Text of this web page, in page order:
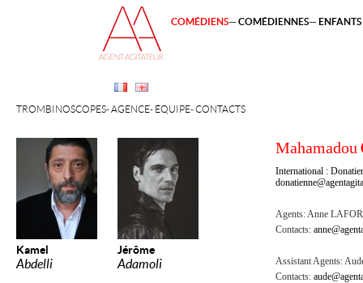
Kamel
Abdelli
Jérôme
Adamoli
TROMBINOSCOPES AGENCE ÉQUIPE CONTACTS
COMÉDIENS COMÉDIENNES
Mahamadou
International :
Agents:Anne
Contacts:
Assistant Agents:
Contacts: